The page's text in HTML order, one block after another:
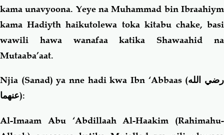
kama unavyoona. Yeye na Muhammad bin Ibraahiym
kama Hadiyth haikutolewa toka kitabu chake, basi
wawili hawa wanafaa katika Shawaahid na
Mutaaba’aat.
Njia (Sanad) ya nne hadi kwa Ibn ‘Abbaas (رضي الله
عنهما):
Al-Imaam Abu ‘Abdillaah Al-Haakim (Rahimahu-